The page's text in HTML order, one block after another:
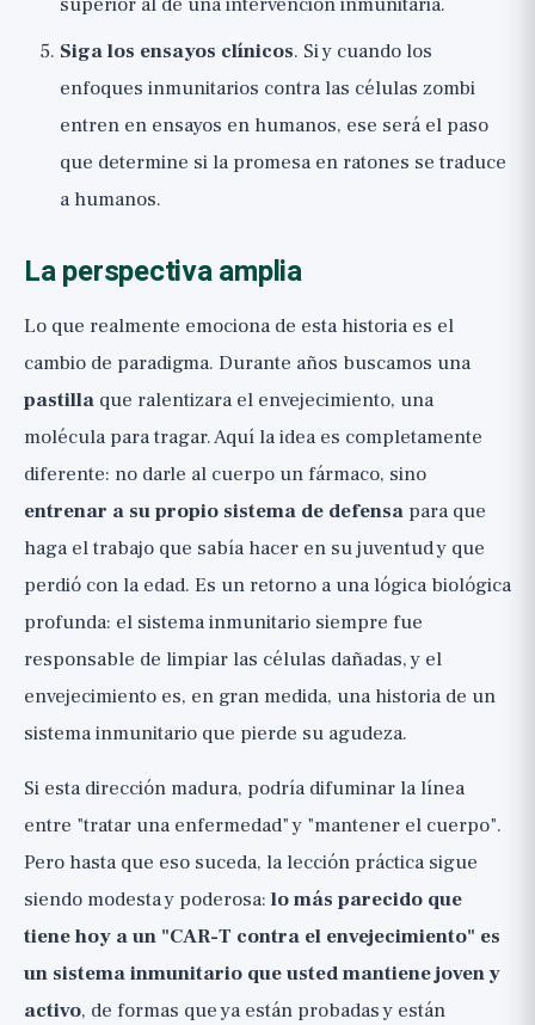
Siga los ensayos clínicos. Si y cuando los
enfoques inmunitarios contra las células zombi
entren en ensayos en humanos, ese será el paso
que determine si la promesa en ratones se traduce
a humanos.
La perspectiva amplia
Lo que realmente emociona de esta historia es el
cambio de paradigma. Durante años buscamos una
pastilla que ralentizara el envejecimiento, una
molécula para tragar. Aquí la idea es completamente
diferente: no darle al cuerpo un fármaco, sino
entrenar a su propio sistema de defensa para que
haga el trabajo que sabía hacer en su juventud y que
perdió con la edad. Es un retorno a una lógica biológica
profunda: el sistema inmunitario siempre fue
responsable de limpiar las células dañadas, y el
envejecimiento es, en gran medida, una historia de un
sistema inmunitario que pierde su agudeza.
Si esta dirección madura, podría difuminar la línea
entre "tratar una enfermedad" y "mantener el cuerpo".
Pero hasta que eso suceda, la lección práctica sigue
siendo modesta y poderosa: lo más parecido que
tiene hoy a un "CAR-T contra el envejecimiento" es
un sistema inmunitario que usted mantiene joven y
activo, de formas que ya están probadas y están